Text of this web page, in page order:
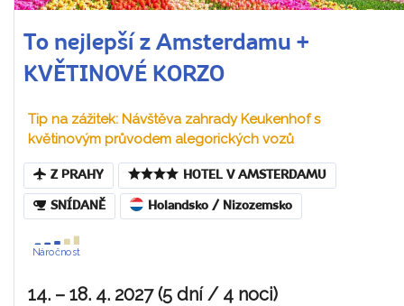
To nejlepší z Amsterdamu +
KVĚTINOVÉ KORZO
Tip na zážitek: Návštěva zahrady Keukenhof s
květinovým průvodem alegorických vozů
Z PRAHY HOTEL V AMSTERDAMU
SNÍDANĚ Holandsko / Nizozemsko
Náročnost
14. – 18. 4. 2027 (5 dní / 4 noci)